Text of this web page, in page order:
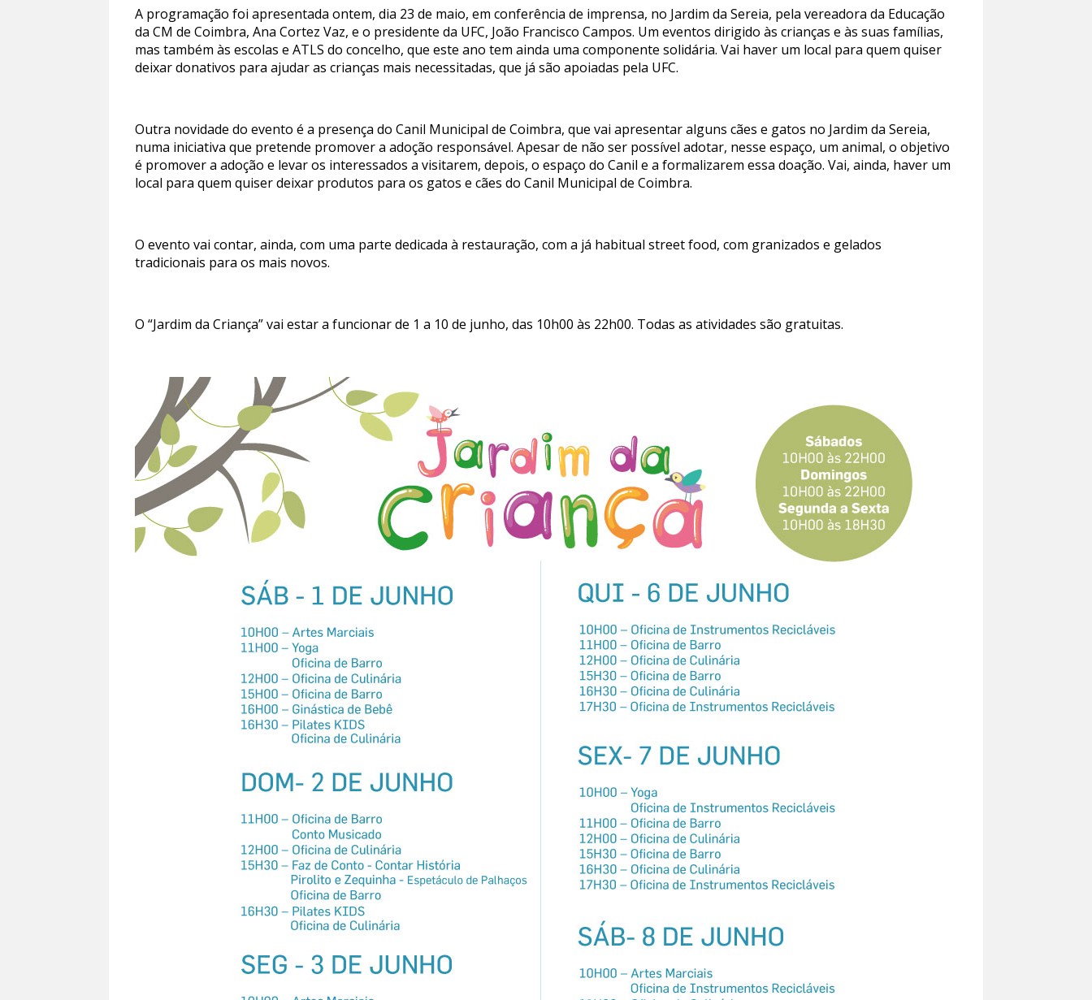
A programação foi apresentada ontem, dia 23 de maio, em conferência de imprensa, no Jardim da Sereia, pela vereadora da Educação
da CM de Coimbra, Ana Cortez Vaz, e o presidente da UFC, João Francisco Campos. Um eventos dirigido às crianças e às suas famílias,
mas também às escolas e ATLS do concelho, que este ano tem ainda uma componente solidária. Vai haver um local para quem quiser
deixar donativos para ajudar as crianças mais necessitadas, que já são apoiadas pela UFC.
Outra novidade do evento é a presença do Canil Municipal de Coimbra, que vai apresentar alguns cães e gatos no Jardim da Sereia,
numa iniciativa que pretende promover a adoção responsável. Apesar de não ser possível adotar, nesse espaço, um animal, o objetivo
é promover a adoção e levar os interessados a visitarem, depois, o espaço do Canil e a formalizarem essa doação. Vai, ainda, haver um
local para quem quiser deixar produtos para os gatos e cães do Canil Municipal de Coimbra.
O evento vai contar, ainda, com uma parte dedicada à restauração, com a já habitual street food, com granizados e gelados
tradicionais para os mais novos.
O “Jardim da Criança” vai estar a funcionar de 1 a 10 de junho, das 10h00 às 22h00. Todas as atividades são gratuitas.